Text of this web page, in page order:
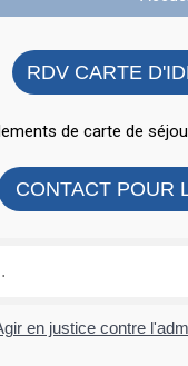
RDV CARTE
de carte de
CONTACT POUR
en justice contre